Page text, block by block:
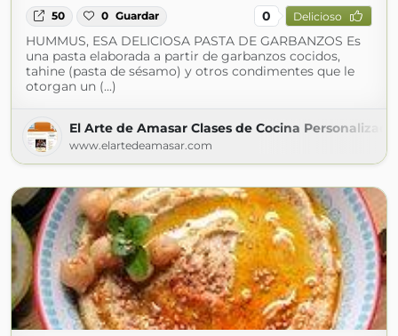
50 0 Guardar 0 Delicioso
HUMMUS, ESA DELICIOSA PASTA DE GARBANZOS Es
una pasta elaborada a partir de garbanzos cocidos,
tahine (pasta de sésamo) y otros condimentes que le
otorgan un (...)
El Arte de Amasar Clases de Cocina
www.elartedeamasar.com